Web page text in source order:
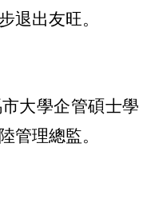
退出友旺。
大學企管碩士學
管理總監。